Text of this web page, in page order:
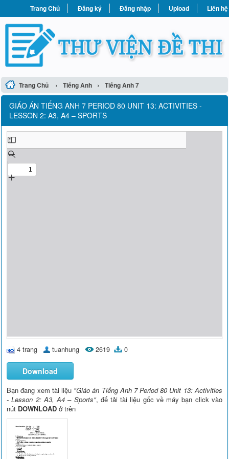
Trang Chủ Đăng ký Đăng nhập Upload Liên hệ
Trang Chủ › Tiếng Anh › Tiếng Anh 7
GIÁO ÁN TIẾNG ANH 7 PERIOD 80 UNIT 13: ACTIVITIES -
LESSON 2: A3, A4 – SPORTS
4 trang tuanhung 2619 0
Download
Bạn đang xem tài liệu "Giáo án Tiếng Anh 7 Period 80 Unit 13: Activities
- Lesson 2: A3, A4 – Sports", để tải tài liệu gốc về máy bạn click vào
nút DOWNLOAD ở trên